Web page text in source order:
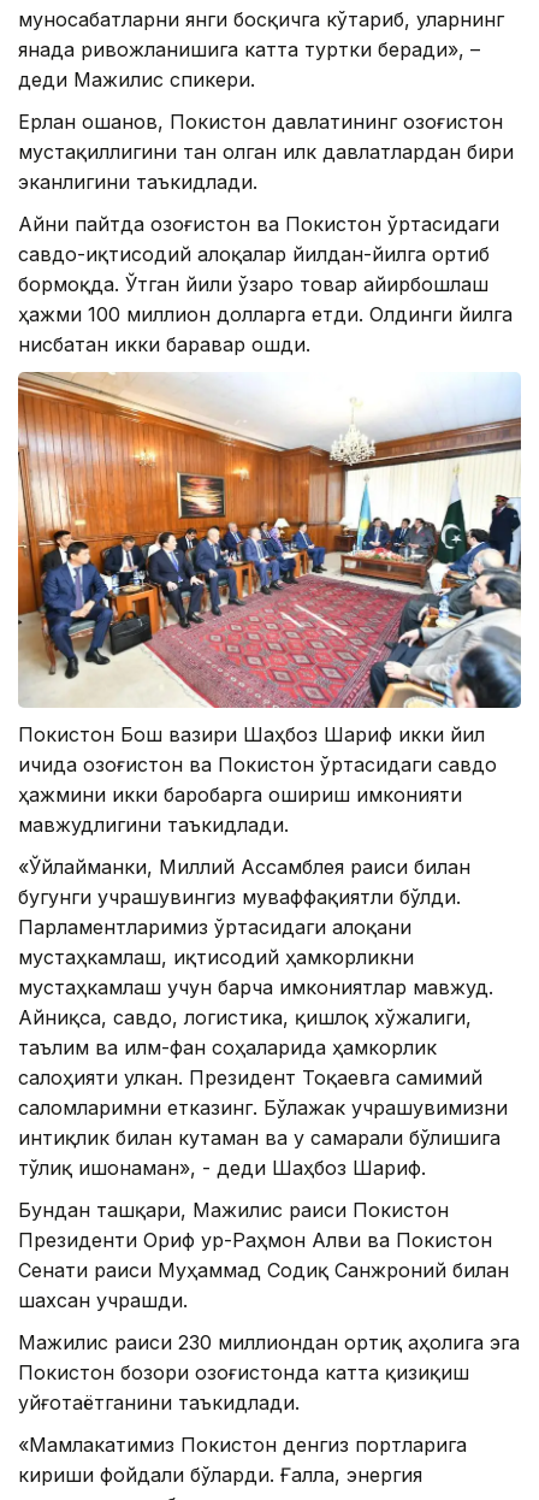
муносабатларни янги босқичга кўтариб, уларнинг
янада ривожланишига катта туртки беради», –
деди Мажилис спикери.
Ерлан Қошанов, Покистон давлатининг Қозоғистон
мустақиллигини тан олган илк давлатлардан бири
эканлигини таъкидлади.
Айни пайтда Қозоғистон ва Покистон ўртасидаги
савдо-иқтисодий алоқалар йилдан-йилга ортиб
бормоқда. Ўтган йили ўзаро товар айирбошлаш
ҳажми 100 миллион долларга етди. Олдинги йилга
нисбатан икки баравар ошди.
Покистон Бош вазири Шаҳбоз Шариф икки йил
ичида Қозоғистон ва Покистон ўртасидаги савдо
ҳажмини икки баробарга ошириш имконияти
мавжудлигини таъкидлади.
«Ўйлайманки, Миллий Ассамблея раиси билан
бугунги учрашувингиз муваффақиятли бўлди.
Парламентларимиз ўртасидаги алоқани
мустаҳкамлаш, иқтисодий ҳамкорликни
мустаҳкамлаш учун барча имкониятлар мавжуд.
Айниқса, савдо, логистика, қишлоқ хўжалиги,
таълим ва илм-фан соҳаларида ҳамкорлик
салоҳияти улкан. Президент Тоқаевга самимий
саломларимни етказинг. Бўлажак учрашувимизни
интиқлик билан кутаман ва у самарали бўлишига
тўлиқ ишонаман», - деди Шаҳбоз Шариф.
Бундан ташқари, Мажилис раиси Покистон
Президенти Ориф ур-Раҳмон Алви ва Покистон
Сенати раиси Муҳаммад Содиқ Санжроний билан
шахсан учрашди.
Мажилис раиси 230 миллиондан ортиқ аҳолига эга
Покистон бозори Қозоғистонда катта қизиқиш
уйғотаётганини таъкидлади.
«Мамлакатимиз Покистон денгиз портларига
кириши фойдали бўларди. Ғалла, энергия